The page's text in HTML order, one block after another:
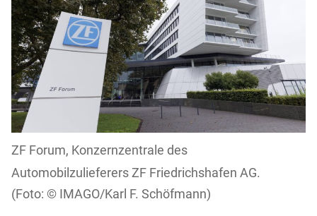
ZF Forum, Konzernzentrale des
Automobilzulieferers ZF Friedrichshafen AG.
IMAGO/Karl F. Schöfmann)